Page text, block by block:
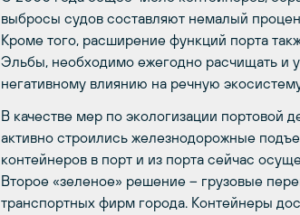
выбросы судов составляют немалый
Кроме того, расширение функций порта
Эльбы, необходимо ежегодно расчищать и
негативному влиянию на речную
В качестве мер по экологизации портовой
активно строились железнодорожные
контейнеров в порт и из порта сейчас
Второе «зеленое» решение – грузовые
транспортных фирм города. Контейнеры